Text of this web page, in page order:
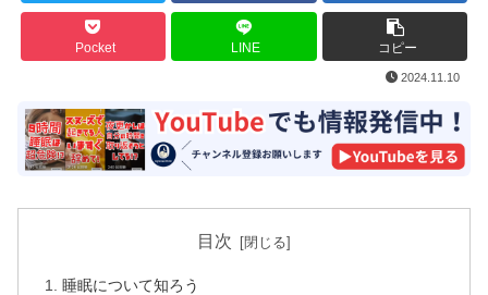
Pocket LINE コピー
2024.11.10
目次
睡眠について知ろう